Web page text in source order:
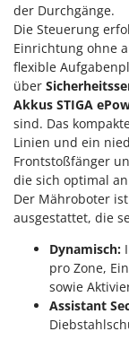
Pelletpressen
Pflüge für
Poolroboter
Pools
R
G
G3 Ferrari
Gardena
Garofalo
GeoTech
GeoTech Pro
Gierre
Ginko - MGM
Girmi
Goodyear
GRAEF
der Durchgänge.
Die Steuerung
Einrichtung ohne
flexible
über
Akkus STIGA
sind. Das
Linien und ein
Frontstoßfänger
die sich optimal
Der Mähroboter
ausgestattet, die
Dynamisch:
pro Zone,
sowie
Assistant